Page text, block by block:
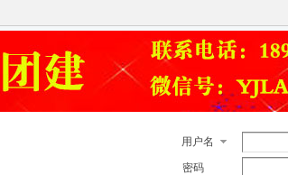
用户名
密码